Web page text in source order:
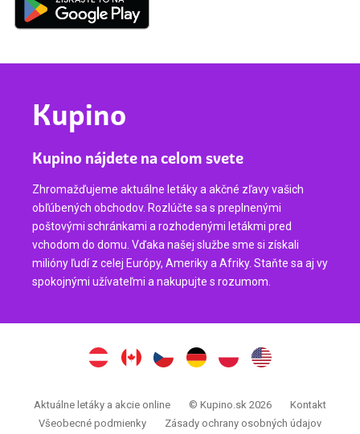
Kupino
Kupino nájdete na celom svete
Zhromažďujeme aktuálne letáky a akčné zľavy vašich
obľúbených obchodov. Rozlúčte sa s preplnenými
poštovými schránkami a rozhodenými letákmi pred
vchodom do domu. Vďaka našej službe sme si získali
milióny ľudí z celej Európy, Ameriky a Afriky. Staňte sa aj vy
spokojnými užívateľmi a nakupujte s rozumom.
Aktuálne letáky a akcie online © Kupino.sk 2026
Kontakt
Všeobecné podmienky
Zásady ochrany osobných údajov